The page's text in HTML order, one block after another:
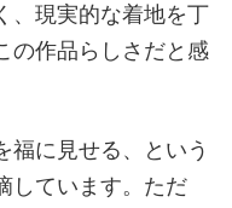
、現実的な着地を丁
の作品らしさだと感
福に見せる、という
しています。ただ